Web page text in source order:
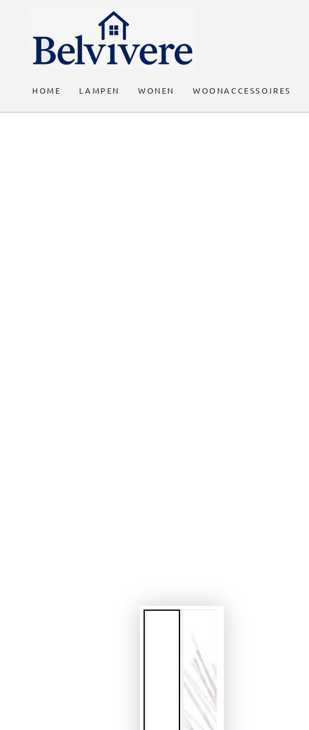
HOME LAMPEN WONEN WOONACCESSOIRES